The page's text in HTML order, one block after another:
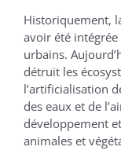
Historiquement,
avoir été
urbains.
détruit les
l’artificialisation
des eaux et de
développement
animales et